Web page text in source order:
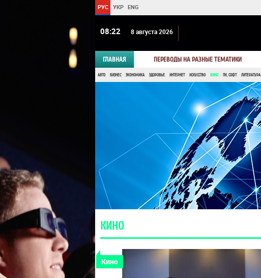
РУС УКР ENG
08 22 8 августа 2026
ГЛАВНАЯ ПЕРЕВОДЫ НА РАЗНЫЕ ТЕМАТИКИ
АВТО БИЗНЕС ЭКОНОМИКА ЗДОРОВЬЕ ИНТЕРНЕТ ИСКУССТВО КИНО ПК, СОФТ ЛИТЕРАТУРА
КИНО
Кино